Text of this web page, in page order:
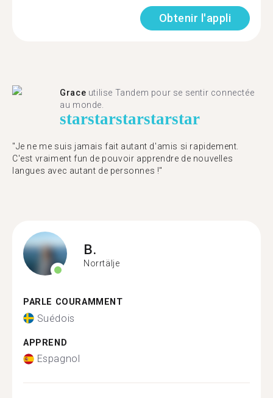
Obtenir l'appli
Grace utilise Tandem pour se sentir connectée
au monde.
starstarstarstarstar
"Je ne me suis jamais fait autant d'amis si rapidement.
C'est vraiment fun de pouvoir apprendre de nouvelles
langues avec autant de personnes !"
B.
Norrtälje
PARLE COURAMMENT
Suédois
APPREND
Espagnol